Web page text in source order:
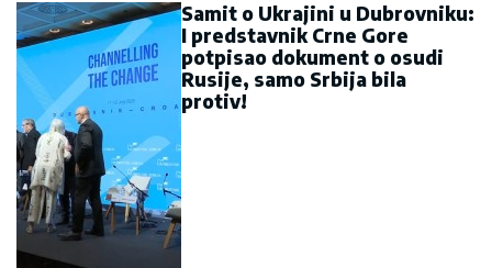
Samit o Ukrajini u Dubrovniku:
I predstavnik Crne Gore
potpisao dokument o osudi
Rusije, samo Srbija bila
protiv!